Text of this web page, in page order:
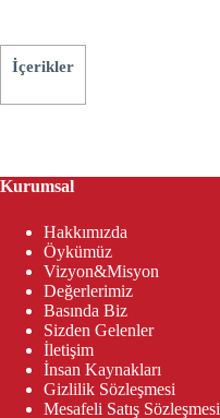
İçerikler
Kurumsal
Hakkımızda
Öykümüz
Vizyon&Misyon
Değerlerimiz
Basında Biz
Sizden Gelenler
İletişim
İnsan Kaynakları
Gizlilik Sözleşmesi
Mesafeli Satış Sözleşmesi